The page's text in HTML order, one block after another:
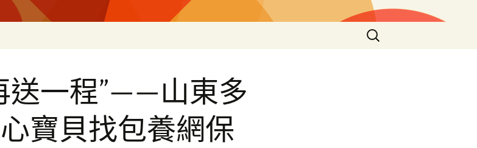
搜
尋
送一程”——山東多
寶貝找包養網保